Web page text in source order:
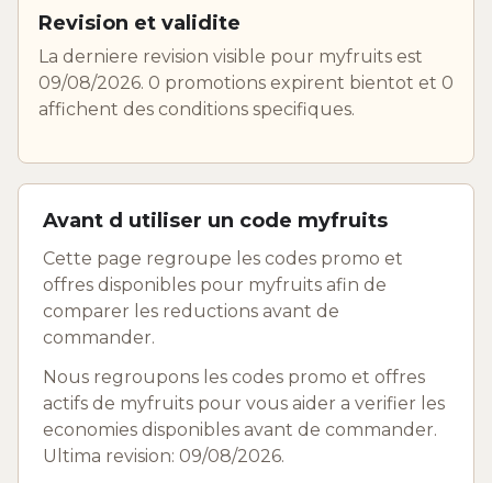
Revision et validite
La derniere revision visible pour myfruits est
09/08/2026. 0 promotions expirent bientot et 0
affichent des conditions specifiques.
Avant d utiliser un code myfruits
Cette page regroupe les codes promo et
offres disponibles pour myfruits afin de
comparer les reductions avant de
commander.
Nous regroupons les codes promo et offres
actifs de myfruits pour vous aider a verifier les
economies disponibles avant de commander.
Ultima revision: 09/08/2026.